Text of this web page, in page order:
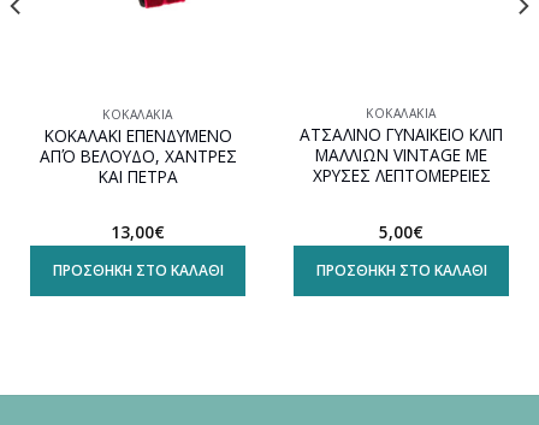
ΚΟΚΑΛΆΚΙΑ
ΚΟΚΑΛΑΚΙ ΕΠΕΝΔΥΜΕΝΟ
ΑΠΌ ΒΕΛΟΥΔΟ, ΧΑΝΤΡΕΣ
ΚΑΙ ΠΕΤΡΑ
13,00€
ΠΡΟΣΘΉΚΗ ΣΤΟ ΚΑΛΆΘΙ
ΚΟΚΑΛΆΚΙΑ
ΑΤΣΑΛΙΝΟ ΓΥΝΑΙΚΕΙΟ ΚΛΙΠ
ΜΑΛΛΙΩΝ VINTAGE ΜΕ
ΧΡΥΣΕΣ ΛΕΠΤΟΜΕΡΕΙΕΣ
5,00€
ΠΡΟΣΘΉΚΗ ΣΤΟ ΚΑΛΆΘΙ